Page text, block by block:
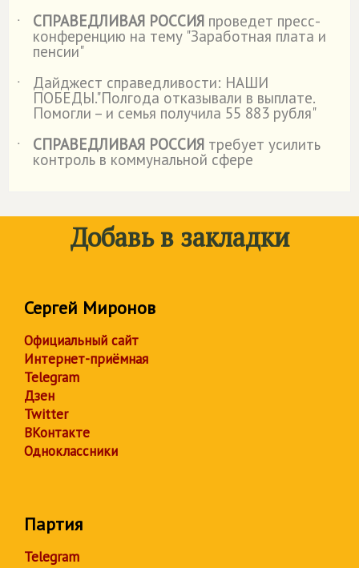
˙
СПРАВЕДЛИВАЯ РОССИЯ проведет пресс-
конференцию на тему "Заработная плата и
пенсии"
˙
Дайджест справедливости: НАШИ
ПОБЕДЫ."Полгода отказывали в выплате.
Помогли – и семья получила 55 883 рубля"
˙
СПРАВЕДЛИВАЯ РОССИЯ требует усилить
контроль в коммунальной сфере
Добавь в закладки
Сергей Миронов
Официальный сайт
Интернет-приёмная
Telegram
Дзен
Twitter
ВКонтакте
Одноклассники
Партия
Telegram